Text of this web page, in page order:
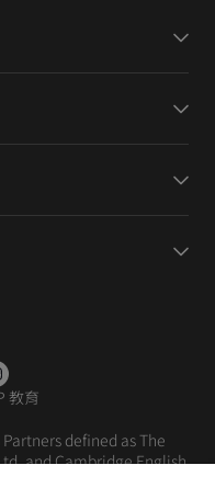
教育
Partners defined as The
and Cambridge English